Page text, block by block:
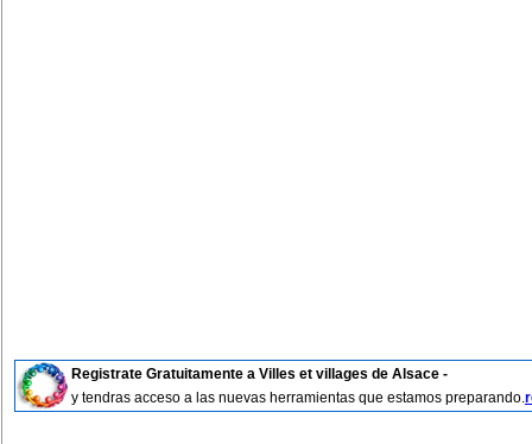
Registrate Gratuitamente a Villes et villages de Alsace -
y tendras acceso a las nuevas herramientas que estamos preparando.